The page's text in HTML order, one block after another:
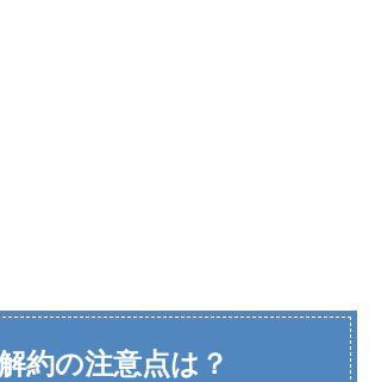
約の注意点は？